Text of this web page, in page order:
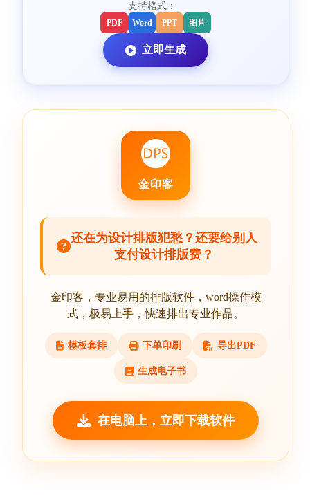
支持格式：
PDF Word PPT 图片
立即生成
金印客
还在为设计排版犯愁？还要给别人
支付设计排版费？
金印客，专业易用的排版软件，word操作模
式，极易上手，快速排出专业作品。
模板套排 下单印刷 导出PDF
生成电子书
在电脑上，立即下载软件